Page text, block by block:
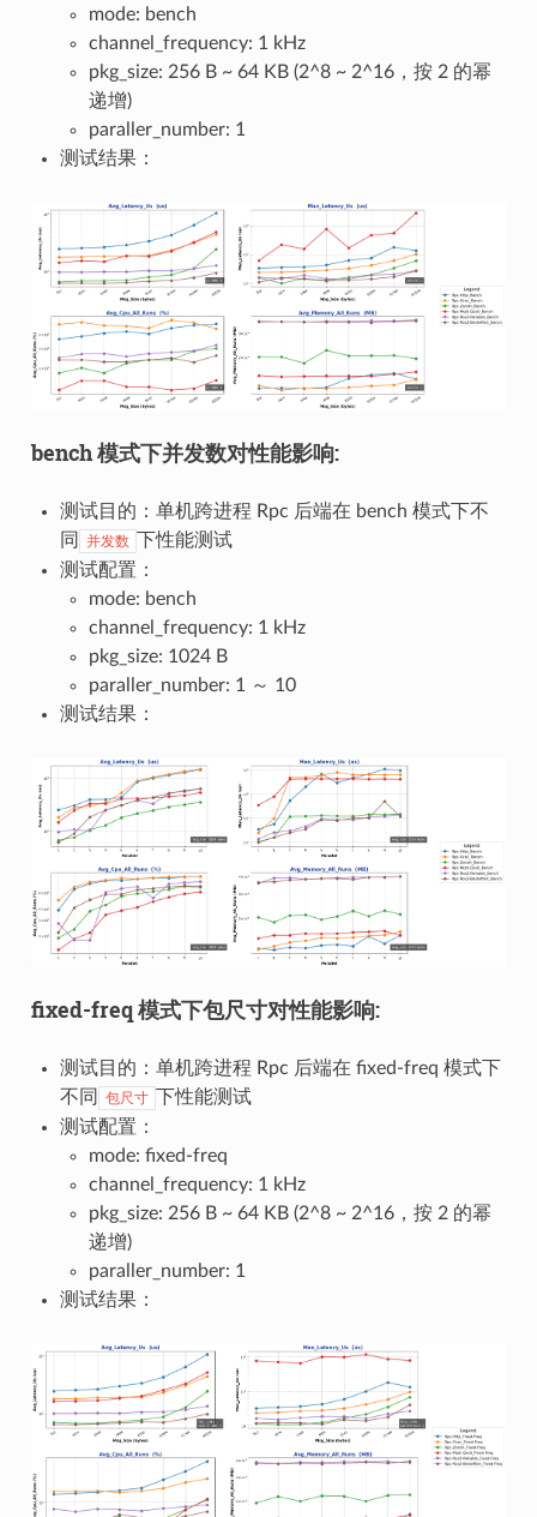
mode: bench
channel_frequency: 1 kHz
pkg_size: 256 B ~ 64 KB (2^8 ~ 2^16，按 2 的幂
递增)
paraller_number: 1
测试结果：
bench 模式下并发数对性能影响:
测试目的：单机跨进程 Rpc 后端在 bench 模式下不
同
并发数
下性能测试
测试配置：
mode: bench
channel_frequency: 1 kHz
pkg_size: 1024 B
paraller_number: 1 ～ 10
测试结果：
fixed-freq 模式下包尺寸对性能影响:
测试目的：单机跨进程 Rpc 后端在 fixed-freq 模式下
不同
包尺寸 下性能测试
测试配置：
mode: fixed-freq
channel_frequency: 1 kHz
pkg_size: 256 B ~ 64 KB (2^8 ~ 2^16，按 2 的幂
递增)
paraller_number: 1
测试结果：